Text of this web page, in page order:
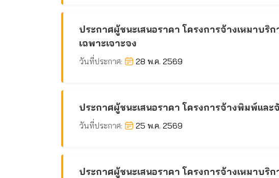
ประกาศผู้ชนะเสนอราคา โครงการจ้างเหมาบ
เฉพาะเจาะจง
วันที่ประกาศ: 28 พ.ค. 2569
ประกาศผู้ชนะเสนอราคา โครงการจ้างพิมพ์แล
วันที่ประกาศ: 25 พ.ค. 2569
ประกาศผู้ชนะเสนอราคา โครงการจ้างเหมาบ